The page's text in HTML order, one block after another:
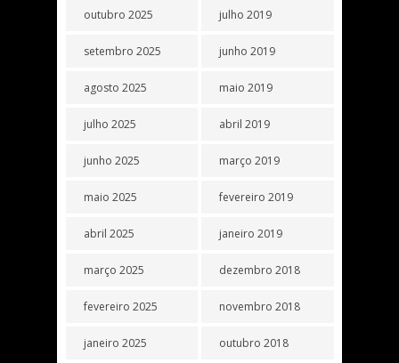
outubro 2025
setembro 2025
agosto 2025
julho 2025
junho 2025
maio 2025
abril 2025
março 2025
fevereiro 2025
janeiro 2025
julho 2019
junho 2019
maio 2019
abril 2019
março 2019
fevereiro 2019
janeiro 2019
dezembro 2018
novembro 2018
outubro 2018